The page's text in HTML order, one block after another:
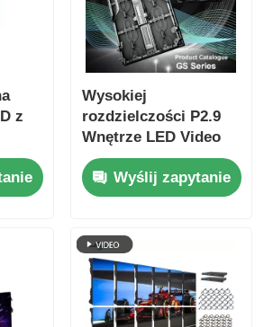
z
Wysokiej
rozdzielczości P2.9
Wnętrze LED Video
Wall z 2,9 mm Pixel
Pitch 3840 Hz Refresh
Rate i 4500cd / sqm
Wyślij zapytanie